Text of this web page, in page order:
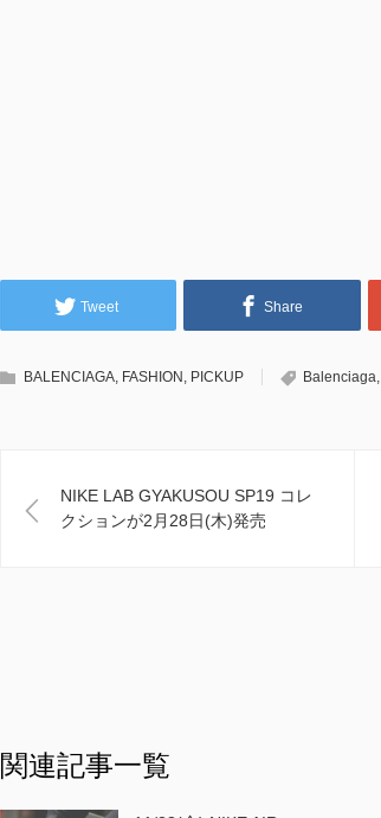
Tweet Share
BALENCIAGA, FASHION , PICKUP Balenciaga,
NIKE LAB GYAKUSOU SP19 コレ
クションが2月28日(木)発売
関連記事一覧